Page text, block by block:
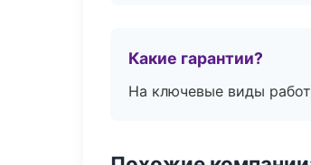
Какие гарантии?
На ключевые виды